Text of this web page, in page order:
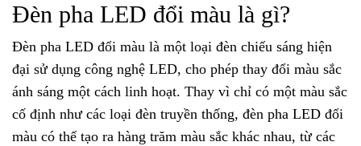
Đèn pha LED đổi màu là gì?
Đèn pha LED đổi màu là một loại đèn chiếu sáng hiện
đại sử dụng công nghệ LED, cho phép thay đổi màu sắc
ánh sáng một cách linh hoạt. Thay vì chỉ có một màu sắc
cố định như các loại đèn truyền thống, đèn pha LED đổi
màu có thể tạo ra hàng trăm màu sắc khác nhau, từ các